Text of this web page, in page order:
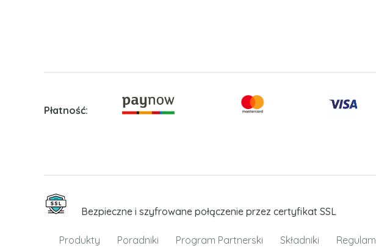
Płatność:
Bezpieczne i szyfrowane połączenie przez certyfikat SSL
Produkty Poradniki Program Partnerski Składniki